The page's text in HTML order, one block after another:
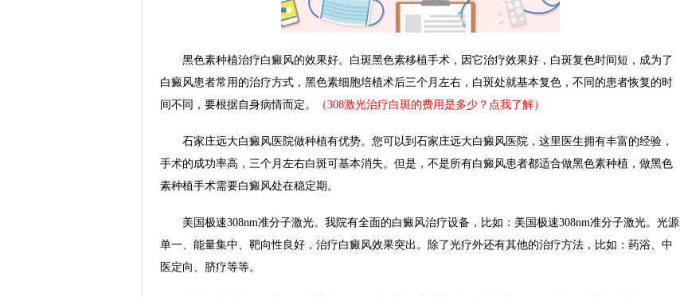
黑色素种植治疗白癜风的效果好。白斑黑色素移植手术，因它治疗效果好，白斑复色时间短，成为了
白癜风患者常用的治疗方式，黑色素细胞培植术后三个月左右，白斑处就基本复色，不同的患者恢复的时
间不同，要根据自身病情而定。
（308激光治疗白斑的费用是多少？点我了解）
石家庄远大白癜风医院做种植有优势。您可以到石家庄远大白癜风医院，这里医生拥有丰富的经验，
手术的成功率高，三个月左右白斑可基本消失。但是，不是所有白癜风患者都适合做黑色素种植，做黑色
素种植手术需要白癜风处在稳定期。
美国极速308nm准分子激光。我院有全面的白癜风治疗设备，比如：美国极速308nm准分子激光。光源
单一、能量集中、靶向性良好，治疗白癜风效果突出。除了光疗外还有其他的治疗方法，比如：药浴、中
医定向、脐疗等等。